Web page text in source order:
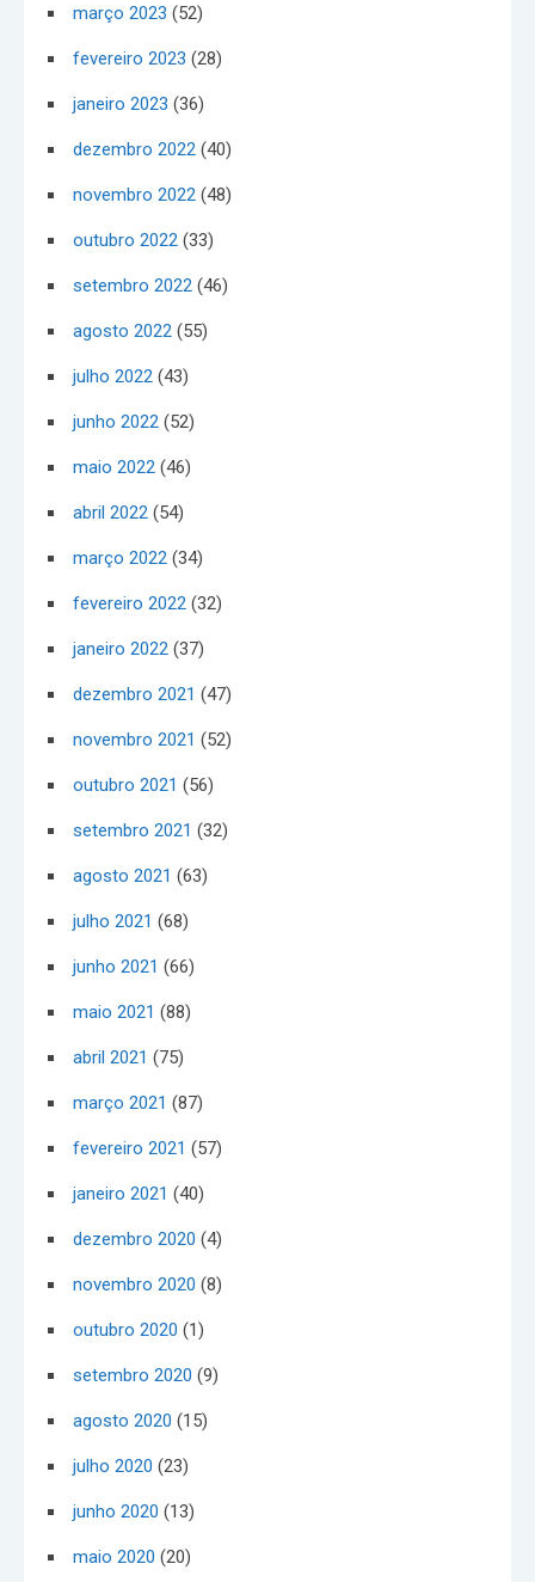
março 2023 (52)
fevereiro 2023 (28)
janeiro 2023 (36)
dezembro 2022 (40)
novembro 2022 (48)
outubro 2022 (33)
setembro 2022 (46)
agosto 2022 (55)
julho 2022 (43)
junho 2022 (52)
maio 2022 (46)
abril 2022 (54)
março 2022 (34)
fevereiro 2022 (32)
janeiro 2022 (37)
dezembro 2021 (47)
novembro 2021 (52)
outubro 2021 (56)
setembro 2021 (32)
agosto 2021 (63)
julho 2021 (68)
junho 2021 (66)
maio 2021 (88)
abril 2021 (75)
março 2021 (87)
fevereiro 2021 (57)
janeiro 2021 (40)
dezembro 2020 (4)
novembro 2020 (8)
outubro 2020 (1)
setembro 2020 (9)
agosto 2020 (15)
julho 2020 (23)
junho 2020 (13)
maio 2020 (20)